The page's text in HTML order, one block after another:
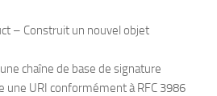
– Construit un nouvel objet
chaîne de base de signature
URI conformément à RFC 3986